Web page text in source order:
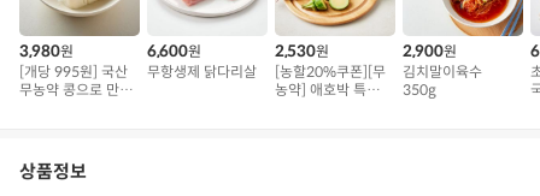
3,980원
[개당 995원] 국산
무농약 콩으로 만든
6,600원
무항생제 닭다리살
2,530원
[농할20%쿠폰][무
농약] 애호박 특품
2,900원
김치말이육수
350g
상품정보